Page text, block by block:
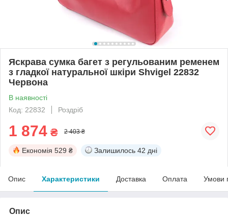
Яскрава сумка багет з регульованим ременем
з гладкої натуральної шкіри Shvigel 22832
Червона
В наявності
Код: 22832
Роздріб
1 874 ₴ 2 403 ₴
Економія 529 ₴ Залишилось 42 дні
Опис Характеристики Доставка Оплата Умови
Опис